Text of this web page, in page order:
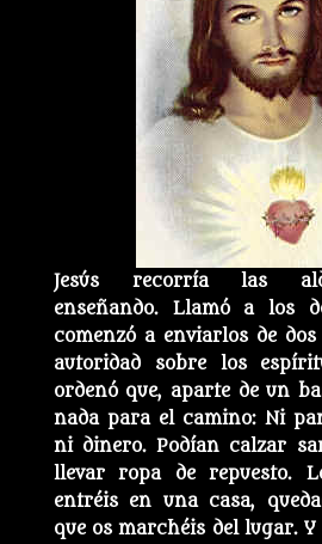
Jesús recorría las
enseñando. Llamó a los
comenzó a enviarlos de
autoridad sobre los
ordenó que, aparte de un
nada para el camino: Ni
ni dinero. Podían calzar
llevar ropa de repuesto.
entréis en una casa,
que os marchéis del lugar.